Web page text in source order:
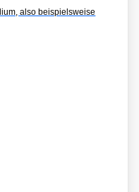
also beispielsweise